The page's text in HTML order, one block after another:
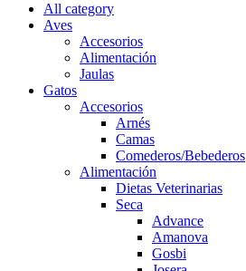
All category
Aves
Accesorios
Alimentación
Jaulas
Gatos
Accesorios
Arnés
Camas
Comederos/Bebederos
Alimentación
Dietas Veterinarias
Seca
Advance
Amanova
Gosbi